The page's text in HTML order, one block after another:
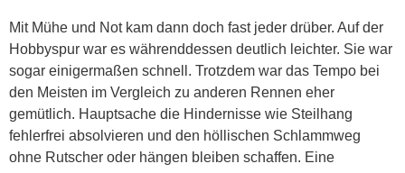
Mit Mühe und Not kam dann doch fast jeder drüber. Auf der
Hobbyspur war es währenddessen deutlich leichter. Sie war
sogar einigermaßen schnell. Trotzdem war das Tempo bei
den Meisten im Vergleich zu anderen Rennen eher
gemütlich. Hauptsache die Hindernisse wie Steilhang
fehlerfrei absolvieren und den höllischen Schlammweg
ohne Rutscher oder hängen bleiben schaffen. Eine